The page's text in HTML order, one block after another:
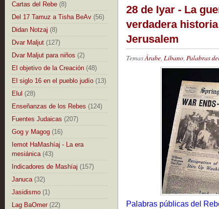
Cartas del Rebe (8)
Del 17 Tamuz a Tisha BeAv (56)
Didan Notzaj (8)
Dvar Maljut (127)
Dvar Maljut para niños (2)
El objetivo de la Creación (48)
El siglo 16 en el pueblo judío (13)
Elul (28)
Enseñanzas de los Rebes (124)
Fuentes Judaicas (207)
Gog y Magog (16)
Iemot HaMashíaj - La era
mesiánica (43)
Indicadores de Mashíaj (157)
Januca (32)
Jasidismo (1)
Lag BaOmer (22)
28 de Iyar - La
verdadera
Jerusalem
TemasÁrabe Líbano Palabras
Palabras públicas del